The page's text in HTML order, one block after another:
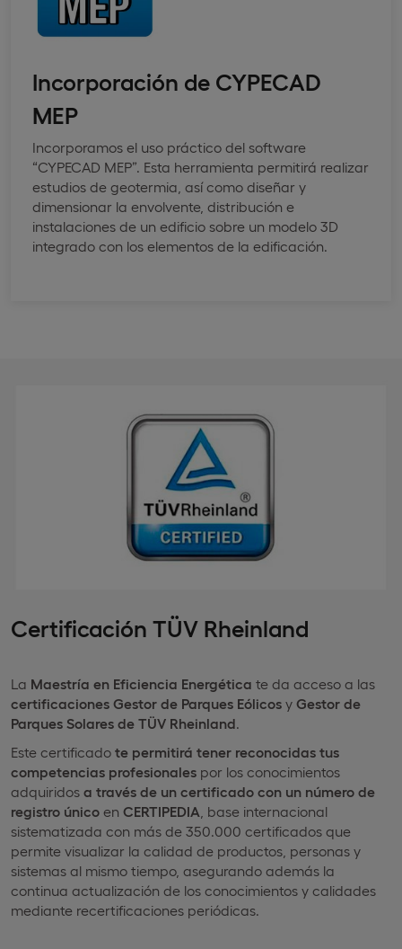
Incorporación de CYPECAD
MEP
Incorporamos el uso práctico del software
“CYPECAD MEP”. Esta herramienta permitirá realizar
estudios de geotermia, así como diseñar y
dimensionar la envolvente, distribución e
instalaciones de un edificio sobre un modelo 3D
integrado con los elementos de la edificación.
Certificación TÜV Rheinland
La Maestría en Eficiencia Energética te da acceso a las
certificaciones Gestor de Parques Eólicos y Gestor de
Parques Solares de TÜV Rheinland
Este certificado te permitirá tener reconocidas tus
competencias profesionales por los conocimientos
adquiridos a través de un certificado con un número de
registro único en CERTIPEDIA , base internacional
sistematizada con más de 350.000 certificados que
permite visualizar la calidad de productos, personas y
sistemas al mismo tiempo, asegurando además la
continua actualización de los conocimientos y calidades
mediante recertificaciones periódicas.